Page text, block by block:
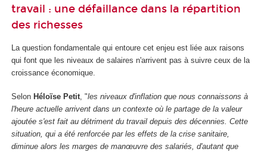
travail : une défaillance dans la répartition
des richesses
La question fondamentale qui entoure cet enjeu est liée aux raisons
qui font que les niveaux de salaires n'arrivent pas à suivre ceux de la
croissance économique.
Selon Héloïse Petit, "les niveaux d'inflation que nous connaissons à
l'heure actuelle arrivent dans un contexte où le partage de la valeur
ajoutée s'est fait au détriment du travail depuis des décennies. Cette
situation, qui a été renforcée par les effets de la crise sanitaire,
diminue alors les marges de manœuvre des salariés, d'autant que